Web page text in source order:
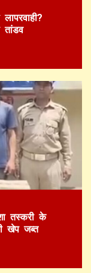
तांडव
तस्करी के
खेप जब्त